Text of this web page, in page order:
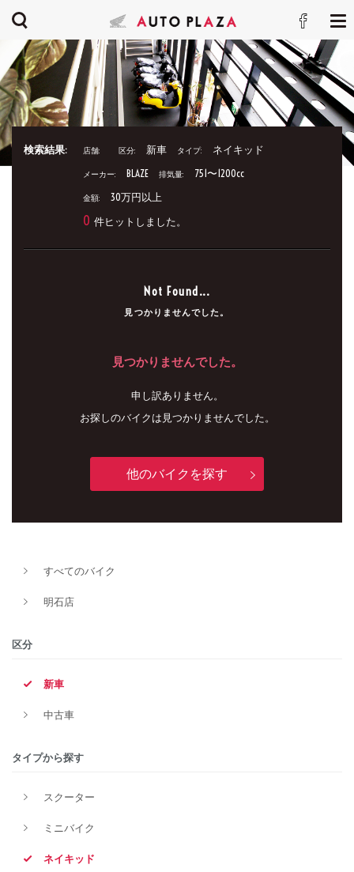
検索結果: 店舗: 区分: 新車 タイプ: ネイキッド
メーカー: BLAZE 排気量: 751〜1200cc
金額: 30万円以上
0 件ヒットしました。
Not Found...
見つかりませんでした。
見つかりませんでした。
申し訳ありません。
お探しのバイクは見つかりませんでした。
他のバイクを探す
すべてのバイク
明石店
区分
新車
中古車
タイプから探す
スクーター
ミニバイク
ネイキッド
メーカー
排気量